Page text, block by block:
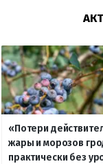
«Потери
жары и морозов
практически без